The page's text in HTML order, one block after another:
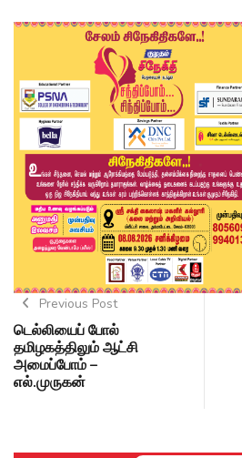
Previous Post
டெல்லியைப் போல்
தமிழகத்திலும் ஆட்சி
அமைப்போம் –
எல்.முருகன்